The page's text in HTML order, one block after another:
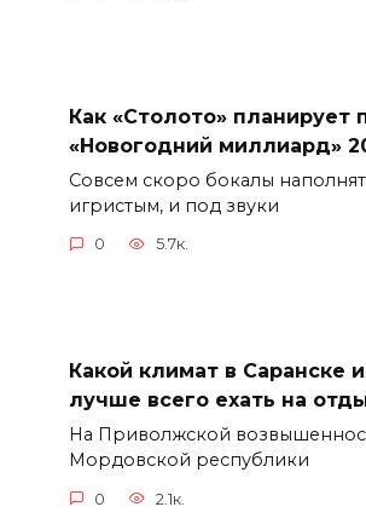
Как «Столото» планирует
«Новогодний миллиард»
Совсем скоро бокалы
игристым, и под звуки
0 5.7к.
Какой климат в Саранске
лучше всего ехать на
На Приволжской
Мордовской республики
0 2.1к.